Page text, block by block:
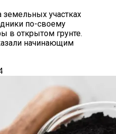
участках
по-своему
в открытом грунте.
начинающим